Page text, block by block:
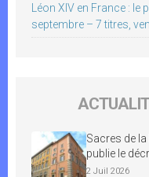
Léon XIV en France : le
septembre – 7 titres,
Sacres de la
publie le
2 Juil 2026